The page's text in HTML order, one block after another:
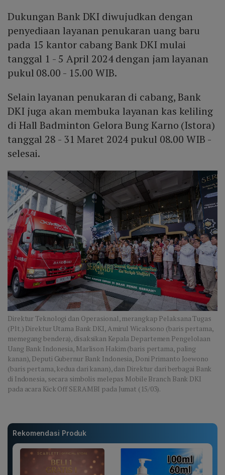
Dukungan Bank DKI diwujudkan dengan
penyediaan layanan penukaran uang baru
pada 15 kantor cabang Bank DKI mulai
tanggal 1 - 5 April 2024 dengan jam layanan
pukul 08.00 - 15.00 WIB.
Selain layanan penukaran di cabang, Bank
DKI juga akan membuka layanan kas keliling
di Hall Badminton Gelora Bung Karno (Istora)
tanggal 28 - 31 Maret 2024 pukul 08.00 WIB -
selesai.
Direktur Teknologi dan Operasional, merangkap Pelaksana Tugas
(Plt.) Direktur Utama Bank DKI, Amirul Wicaksono (baris pertama,
memegang bendera), disaksikan Kepala Departemen Pengelolaan
Uang Bank Indonesia, Marlison Hakim (baris pertama, paling
kanan), Deputi Gubernur Bank Indonesia, Doni Primanto Joewono
(baris pertama, kedua dari kanan), dan Direktur dari berbagai Bank
di Indonesia, secara simbolis melepas Mobile Branch Bank DKI
pada acara Kick Off SERAMBI pada Jumat (15/03).
Rekomendasi Produk